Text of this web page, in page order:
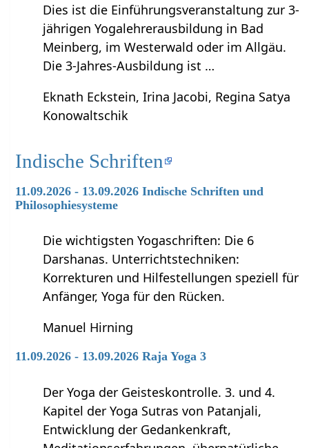
Dies ist die Einführungsveranstaltung zur 3-
jährigen Yogalehrerausbildung in Bad
Meinberg, im Westerwald oder im Allgäu.
Die 3-Jahres-Ausbildung ist …
Eknath Eckstein, Irina Jacobi, Regina Satya
Konowaltschik
Indische Schriften
11.09.2026 - 13.09.2026 Indische Schriften und
Philosophiesysteme
Die wichtigsten Yogaschriften: Die 6
Darshanas. Unterrichtstechniken:
Korrekturen und Hilfestellungen speziell für
Anfänger, Yoga für den Rücken.
Manuel Hirning
11.09.2026 - 13.09.2026 Raja Yoga 3
Der Yoga der Geisteskontrolle. 3. und 4.
Kapitel der Yoga Sutras von Patanjali,
Entwicklung der Gedankenkraft,